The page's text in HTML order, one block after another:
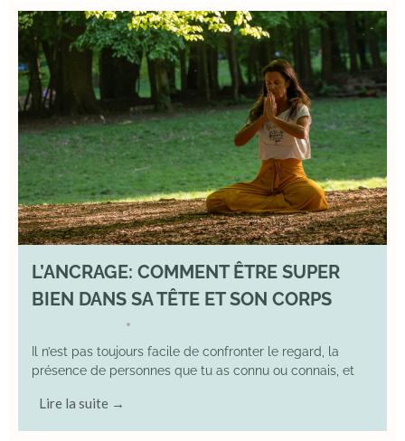
L’ANCRAGE: COMMENT ÊTRE SUPER
BIEN DANS SA TÊTE ET SON CORPS
•
Il n’est pas toujours facile de confronter le regard, la
présence de personnes que tu as connu ou connais, et
Lire la suite →